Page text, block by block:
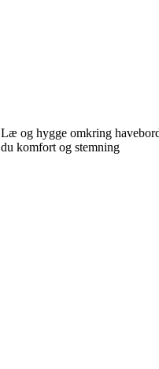
Læ og hygge omkring
du komfort og stemning